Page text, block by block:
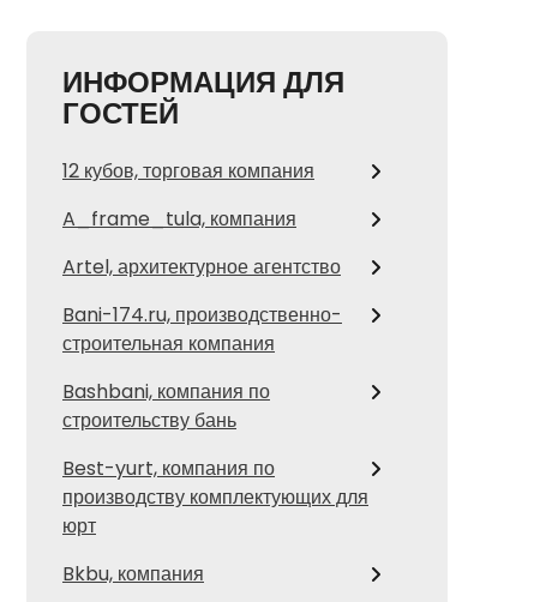
ИНФОРМАЦИЯ ДЛЯ
ГОСТЕЙ
12 кубов, торговая компания
A_frame_tula, компания
Artel, архитектурное агентство
Bani-174.ru, производственно-
строительная компания
Bashbani, компания по
строительству бань
Best-yurt, компания по
производству комплектующих для
юрт
Bkbu, компания